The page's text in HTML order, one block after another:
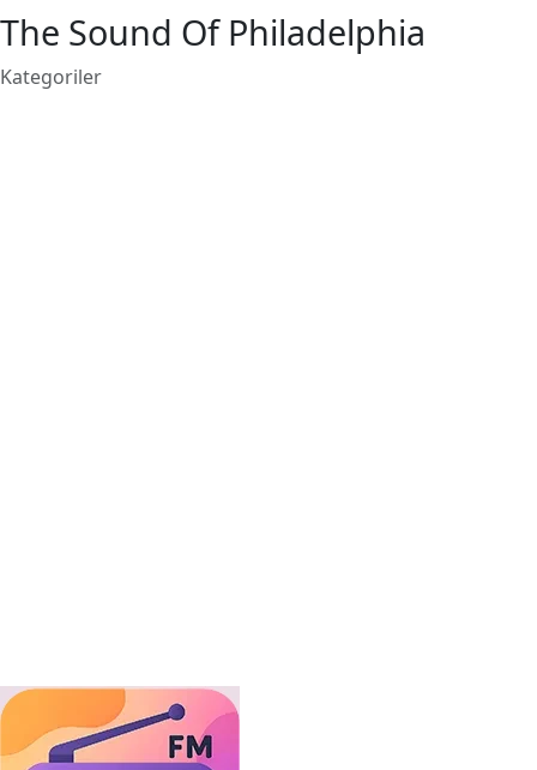
The Sound Of Philadelphia
Kategoriler